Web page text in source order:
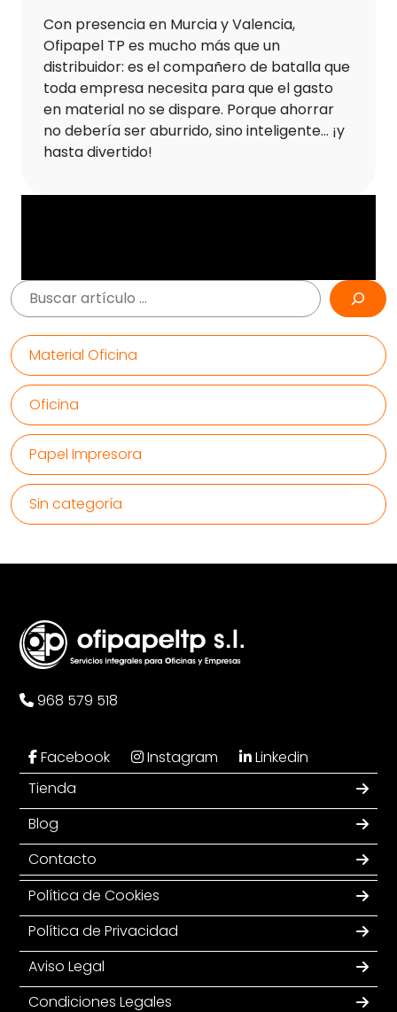
Buscar
Material Oficina
Oficina
Papel Impresora
Sin categoría
Con presencia en Murcia y Valencia,
Ofipapel TP es mucho más que un
distribuidor: es el compañero de batalla que
toda empresa necesita para que el gasto
en material no se dispare. Porque ahorrar
no debería ser aburrido, sino inteligente… ¡y
hasta divertido!
968 579 518
Facebook Instagram
Linkedin
Tienda
Blog
Contacto
Política de Cookies
Política de Privacidad
Aviso Legal
Condiciones Legales